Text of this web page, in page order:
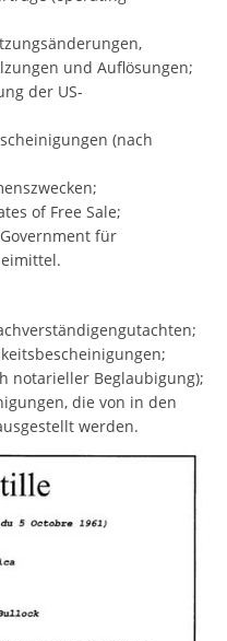
und Auflösungen;
der US-
(nach
of Free Sale;
für
notarieller Beglaubigung);
die von in den
werden.